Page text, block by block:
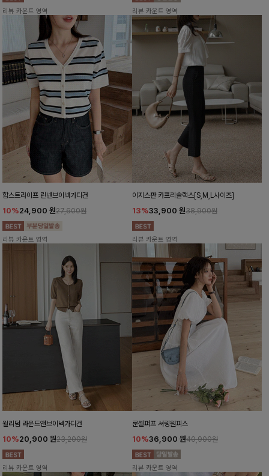
리뷰 카운트 영역 리뷰 카운트 영역
함스트라이프 린넨브이넥가디건
10%24,900 원27,600원
리뷰 카운트 영역
이지스판 카프리슬랙스[S,M,L사이즈]
13%33,900 원38,900원
리뷰 카운트 영역
윌리덤 라운드앤브이넥가디건
10%20,900 원23,200원
리뷰 카운트 영역
룬셀퍼프 셔링원피스
10%36,900 원40,900원
리뷰 카운트 영역